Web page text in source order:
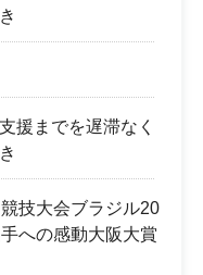
援までを遅滞なく
技大会ブラジル20
への感動大阪大賞